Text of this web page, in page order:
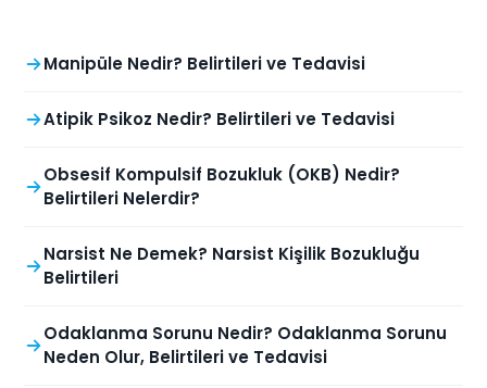
Manipüle Nedir? Belirtileri ve Tedavisi
Atipik Psikoz Nedir? Belirtileri ve Tedavisi
Obsesif Kompulsif Bozukluk (OKB) Nedir?
Belirtileri Nelerdir?
Narsist Ne Demek? Narsist Kişilik Bozukluğu
Belirtileri
Odaklanma Sorunu Nedir? Odaklanma Sorunu
Neden Olur, Belirtileri ve Tedavisi